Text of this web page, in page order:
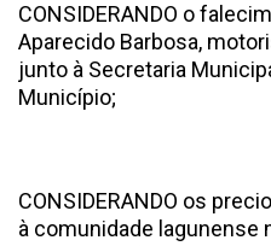
CONSIDERANDO o
Aparecido Barbosa,
junto à Secretaria
Município;
CONSIDERANDO os
à comunidade lagunense